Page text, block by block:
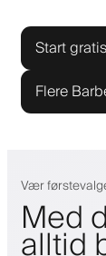
Start
Flere
Vær
Med